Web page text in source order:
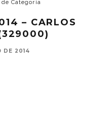
de Categoria
– CARLOS
DE 2014